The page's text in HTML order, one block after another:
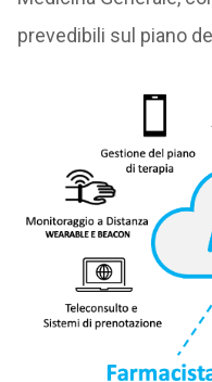
prevedibili sul piano